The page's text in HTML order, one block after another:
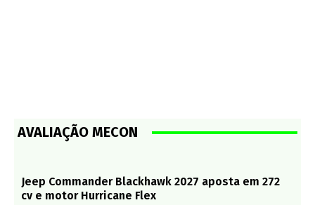
AVALIAÇÃO MECON
Jeep Commander Blackhawk 2027 aposta em 272
cv e motor Hurricane Flex